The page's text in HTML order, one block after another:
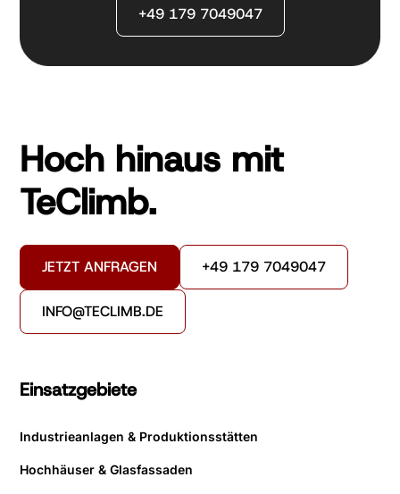
+49 179 7049047
Hoch hinaus mit
TeClimb.
JETZT ANFRAGEN +49 179 7049047
INFO@TECLIMB.DE
Einsatzgebiete
Industrieanlagen & Produktionsstätten
Hochhäuser & Glasfassaden